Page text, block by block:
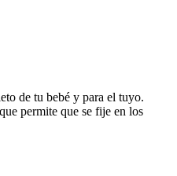
de tu bebé y para el tuyo.
permite que se fije en los